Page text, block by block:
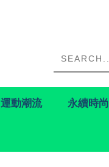
運動潮流 永續時尚